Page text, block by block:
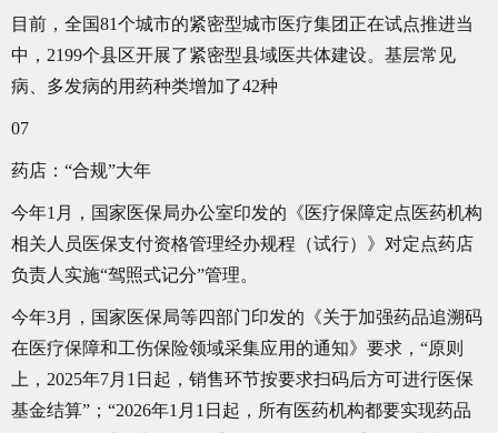
目前，全国81个城市的紧密型城市医疗集团正在试点推进当
中，2199个县区开展了紧密型县域医共体建设。基层常见
病、多发病的用药种类增加了42种
07
药店：“合规”大年
今年1月，国家医保局办公室印发的《医疗保障定点医药机构
相关人员医保支付资格管理经办规程（试行）》对定点药店
负责人实施“驾照式记分”管理。
今年3月，国家医保局等四部门印发的《关于加强药品追溯码
在医疗保障和工伤保险领域采集应用的通知》要求，“原则
上，2025年7月1日起，销售环节按要求扫码后方可进行医保
基金结算”；“2026年1月1日起，所有医药机构都要实现药品